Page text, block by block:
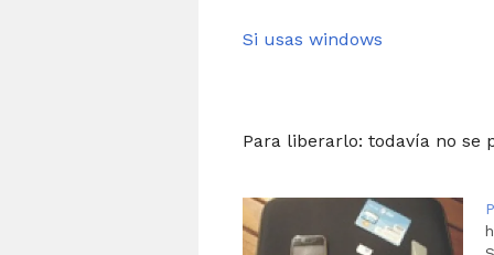
Si usas windows
Para liberarlo: todavía no se